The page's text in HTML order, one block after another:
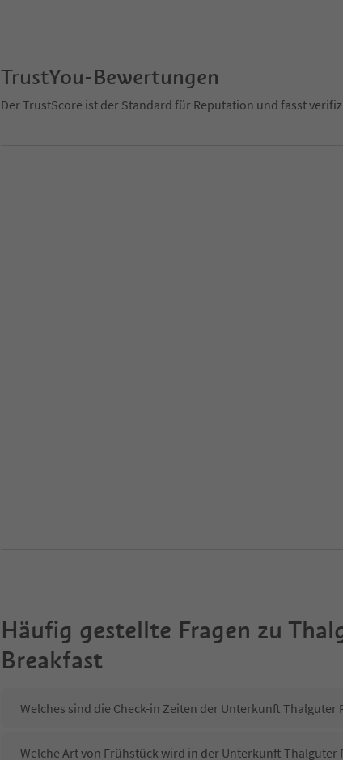
TrustYou-Bewertungen
Der TrustScore ist der Standard für Reputation und fasst
Häufig gestellte Fragen zu
Breakfast
Welches sind die Check-in Zeiten der Unterkunft Thalguter
Welche Art von Frühstück wird in der Unterkunft Thalguter